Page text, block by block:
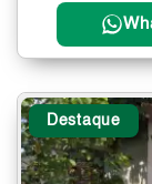
Destaque